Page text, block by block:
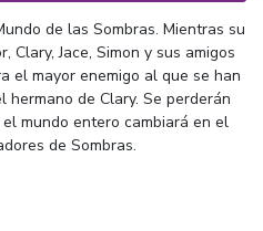
de las Sombras. Mientras su
Clary, Jace, Simon y sus amigos
el mayor enemigo al que se han
de Clary. Se perderán
mundo entero cambiará en el
de Sombras.